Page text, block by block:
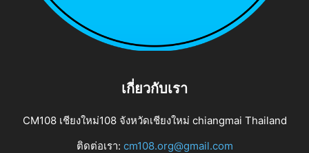
เกี่ยวกับเรา
CM108 เชียงใหม่108 จังหวัดเชียงใหม่ chiangmai Thailand
ติดต่อเรา: cm108.org@gmail.com